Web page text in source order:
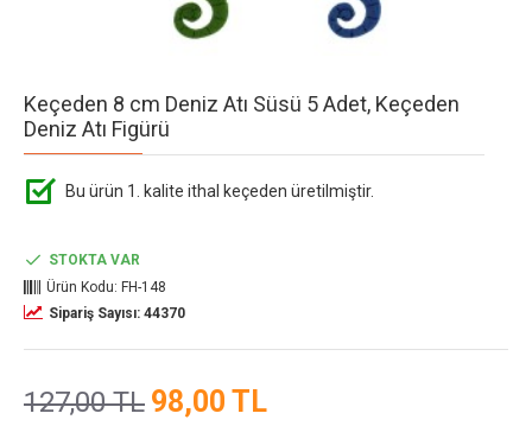
Keçeden 8 cm Deniz Atı Süsü 5 Adet, Keçeden
Deniz Atı Figürü
Bu ürün 1. kalite ithal keçeden üretilmiştir.
98,00 TL
127,00 TL
STOKTA VAR
Ürün Kodu: FH-148
Sipariş Sayısı: 44370